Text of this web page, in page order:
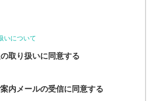
いについて
の取り扱いに同意する
内メールの受信に同意する